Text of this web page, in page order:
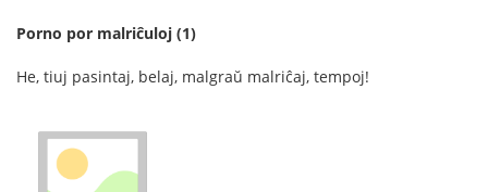
Porno por malriĉuloj (1)
He, tiuj pasintaj, belaj, malgraŭ malriĉaj, tempoj!